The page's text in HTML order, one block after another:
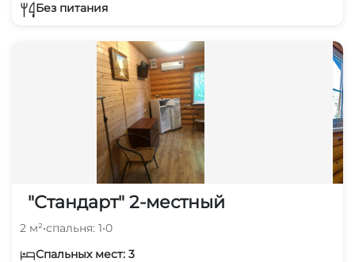
Без питания
"Стандарт" 2-местный
2 м²•спальня: 1•0
Спальных мест: 3